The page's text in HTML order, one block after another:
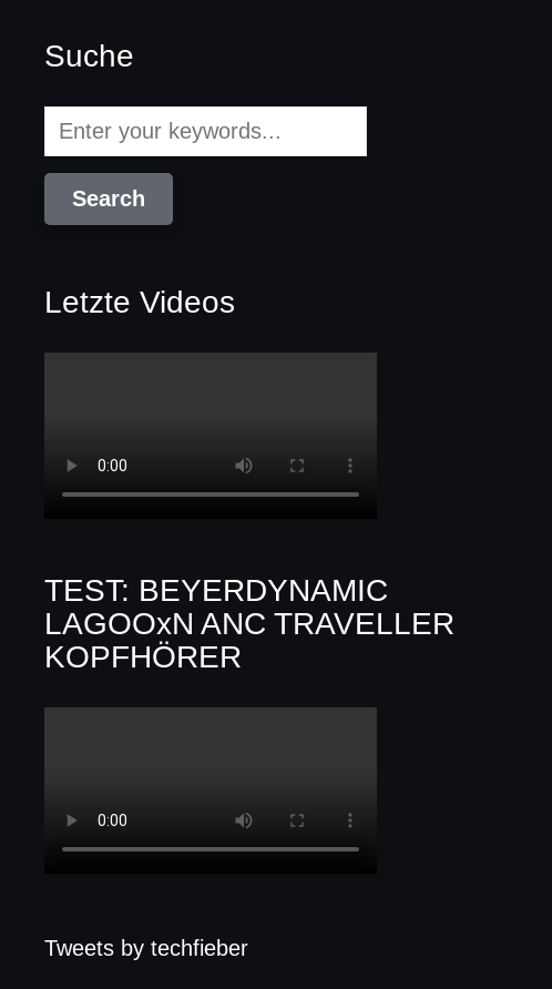
Suche
Letzte Videos
TEST: BEYERDYNAMIC
LAGOOxN ANC TRAVELLER
KOPFHÖRER
Tweets by techfieber